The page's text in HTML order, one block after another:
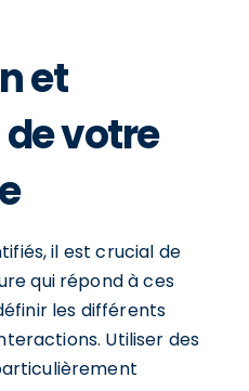
et
votre
il est crucial de
qui répond à ces
les différents
Utiliser des